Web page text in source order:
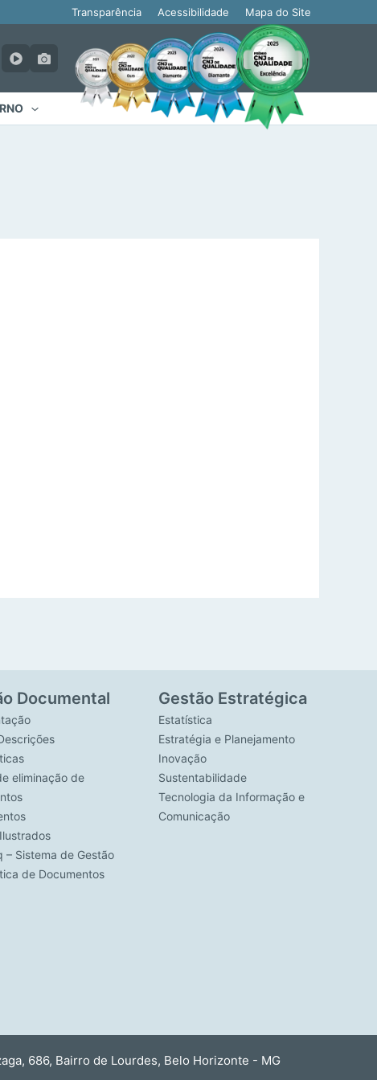
Transparência Acessibilidade Mapa do Site
Documental
eliminação de
– Sistema de Gestão
de Documentos
Gestão Estratégica
Estatística
Estratégia e Planejamento
Inovação
Sustentabilidade
Tecnologia da Informação e
Comunicação
686, Bairro de Lourdes, Belo Horizonte - MG